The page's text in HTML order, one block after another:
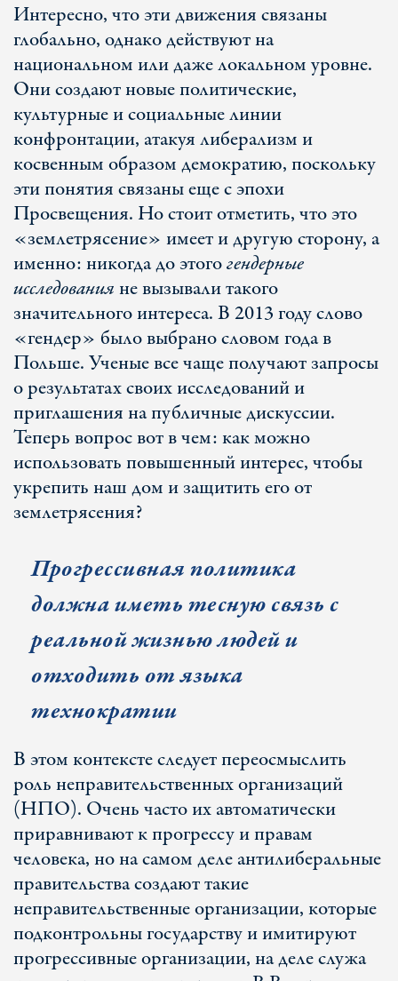
Интересно, что эти движения связаны
глобально, однако действуют на
национальном или даже локальном уровне.
Они создают новые политические,
культурные и социальные линии
конфронтации, атакуя либерализм и
косвенным образом демократию, поскольку
эти понятия связаны еще с эпохи
Просвещения. Но стоит отметить, что это
«землетрясение» имеет и другую сторону, а
именно: никогда до этогогендерные
исследованияне вызывали такого
значительного интереса. В 2013 году слово
«гендер» было выбрано словом года в
Польше. Ученые все чаще получают запросы
о результатах своих исследований и
приглашения на публичные дискуссии.
Теперь вопрос вот в чем: как можно
использовать повышенный интерес, чтобы
укрепить наш дом и защитить его от
землетрясения?
Прогрессивная политика
должна иметь тесную связь с
реальной жизнью людей и
отходить от языка
технократии
В этом контексте следует переосмыслить
роль неправительственных организаций
(НПО). Очень часто их автоматически
приравнивают к прогрессу и правам
человека, но на самом деле антилиберальные
правительства создают такие
неправительственные организации, которые
подконтрольны государству и имитируют
прогрессивные организации, на деле служа